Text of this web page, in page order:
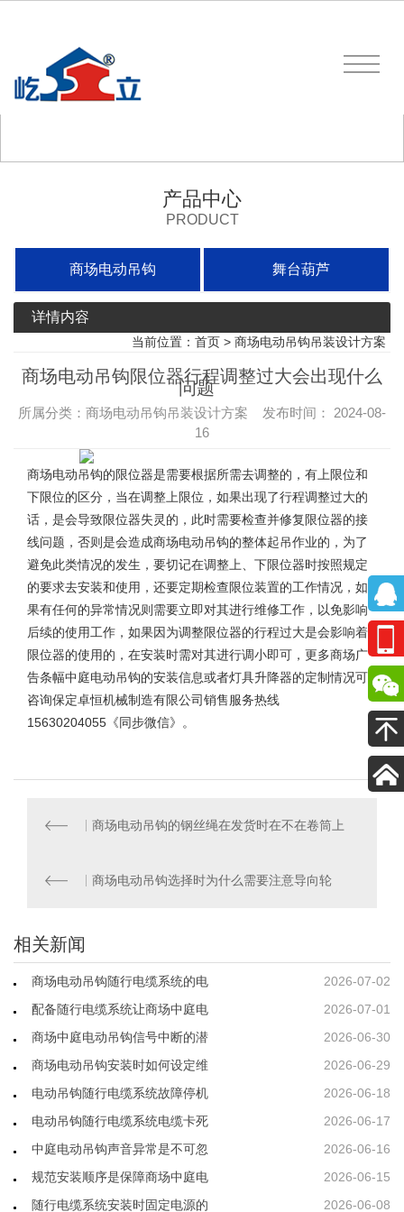
产品中心
PRODUCT
商场电动吊钩 舞台葫芦
详情内容
当前位置： 首页 > 商场电动吊钩吊装设计方案
商场电动吊钩限位器行程调整过大会出现什么
问题
所属分类：商场电动吊钩吊装设计方案 发布时间： 2024-08-
16
商场电动吊钩的限位器是需要根据所需去调整的，有上限位和
下限位的区分，当在调整上限位，如果出现了行程调整过大的
话，是会导致限位器失灵的，此时需要检查并修复限位器的接
线问题，否则是会造成商场电动吊钩的整体起吊作业的，为了
避免此类情况的发生，要切记在调整上、下限位器时按照规定
的要求去安装和使用，还要定期检查限位装置的工作情况，如
果有任何的异常情况则需要立即对其进行维修工作，以免影响
后续的使用工作，如果因为调整限位器的行程过大是会影响着
限位器的使用的，在安装时需对其进行调小即可，更多商场广
告条幅中庭电动吊钩的安装信息或者灯具升降器的定制情况可
咨询保定卓恒机械制造有限公司销售服务热线
15630204055《同步微信》。
商场电动吊钩的钢丝绳在发货时在不在卷筒上
商场电动吊钩选择时为什么需要注意导向轮
相关新闻
2026-07-02
商场电动吊钩随行电缆系统的电
2026-07-01
配备随行电缆系统让商场中庭电
2026-06-30
商场中庭电动吊钩信号中断的潜
2026-06-29
商场电动吊钩安装时如何设定维
2026-06-18
电动吊钩随行电缆系统故障停机
2026-06-17
电动吊钩随行电缆系统电缆卡死
2026-06-16
中庭电动吊钩声音异常是不可忽
2026-06-15
规范安装顺序是保障商场中庭电
2026-06-08
随行电缆系统安装时固定电源的